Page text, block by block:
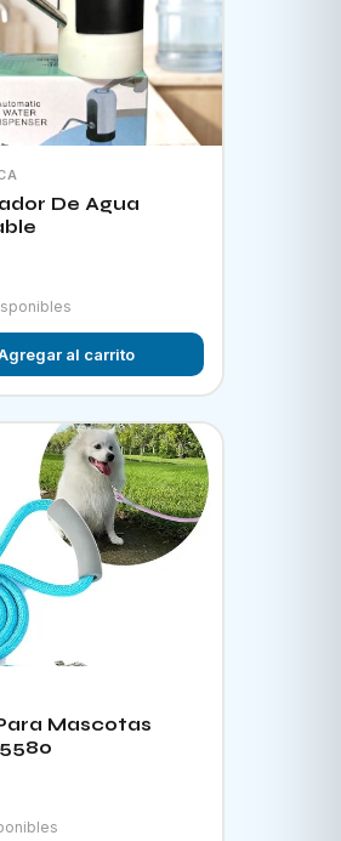
De Agua
al carrito
Mascotas